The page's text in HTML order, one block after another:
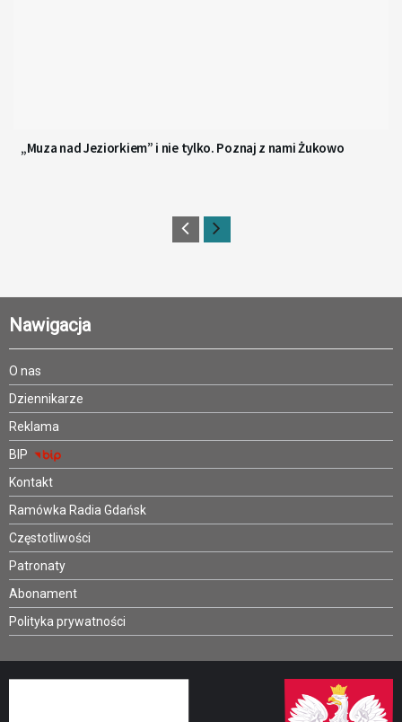
„Muza nad Jeziorkiem” i nie tylko. Poznaj z nami Żukowo
Nawigacja
O nas
Dziennikarze
Reklama
BIP
Kontakt
Ramówka Radia Gdańsk
Częstotliwości
Patronaty
Abonament
Polityka prywatności